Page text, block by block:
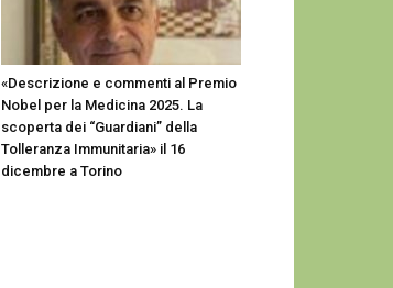
«Descrizione e commenti al Premio
Nobel per la Medicina 2025. La
scoperta dei “Guardiani” della
Tolleranza Immunitaria» il 16
dicembre a Torino